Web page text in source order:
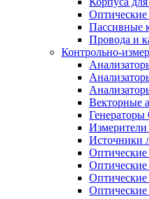
Пассивные
Провода и
Контрольно-
Векторные
Источники
Оптические
Оптические
Оптические